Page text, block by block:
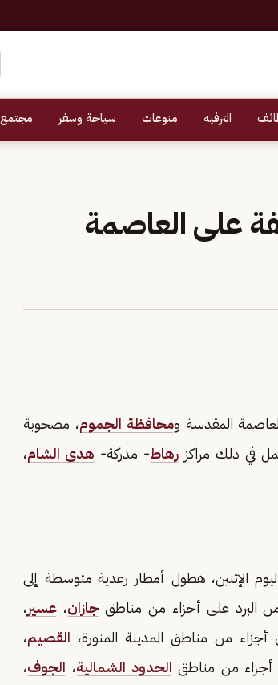
الترفيه منوعات سياحة وسفر مجتمع
على العاصمة
المقدسة ومحافظة الجموم، مصحوبة
في ذلك مراكز رهاط- مدركة- هدى الشام،
الإثنين، هطول أمطار رعدية متوسطة إلى
البرد على أجزاء من مناطق جازان، عسير،
من مناطق المدينة المنورة، القصيم،
أجزاء من مناطق الحدود الشمالية، الجوف،